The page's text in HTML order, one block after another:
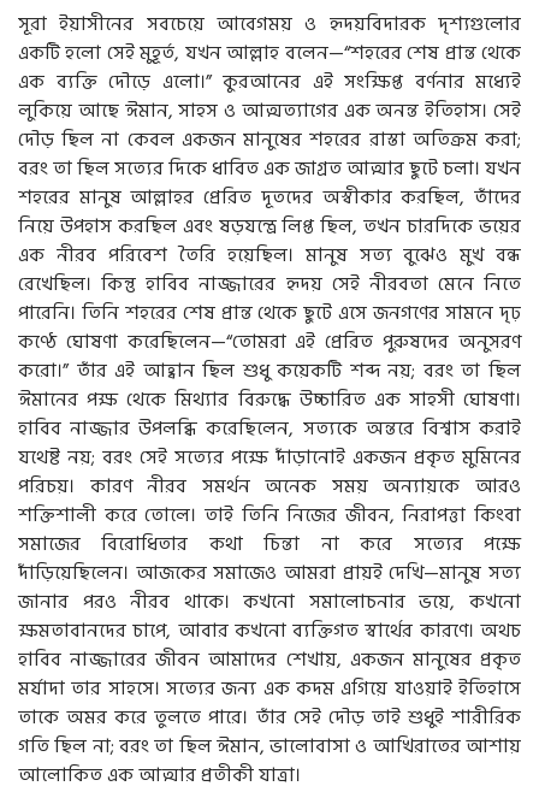
সূরা ইয়াসীনের সবচেয়ে আবেগময় ও হৃদয়বিদারক দৃশ্যগুলোর
একটি হলো সেই মুহূর্ত, যখন আল্লাহ বলেন—“শহরের শেষ প্রান্ত থেকে
এক ব্যক্তি দৌড়ে এলো।” কুরআনের এই সংক্ষিপ্ত বর্ণনার মধ্যেই
লুকিয়ে আছে ঈমান, সাহস ও আত্মত্যাগের এক অনন্ত ইতিহাস। সেই
দৌড় ছিল না কেবল একজন মানুষের শহরের রাস্তা অতিক্রম করা;
বরং তা ছিল সত্যের দিকে ধাবিত এক জাগ্রত আত্মার ছুটে চলা। যখন
শহরের মানুষ আল্লাহর প্রেরিত দূতদের অস্বীকার করছিল, তাঁদের
নিয়ে উপহাস করছিল এবং ষড়যন্ত্রে লিপ্ত ছিল, তখন চারদিকে ভয়ের
এক নীরব পরিবেশ তৈরি হয়েছিল। মানুষ সত্য বুঝেও মুখ বন্ধ
রেখেছিল। কিন্তু হাবিব নাজ্জারের হৃদয় সেই নীরবতা মেনে নিতে
পারেনি। তিনি শহরের শেষ প্রান্ত থেকে ছুটে এসে জনগণের সামনে দৃঢ়
কণ্ঠে ঘোষণা করেছিলেন—“তোমরা এই প্রেরিত পুরুষদের অনুসরণ
করো।” তাঁর এই আহ্বান ছিল শুধু কয়েকটি শব্দ নয়; বরং তা ছিল
ঈমানের পক্ষ থেকে মিথ্যার বিরুদ্ধে উচ্চারিত এক সাহসী ঘোষণা।
হাবিব নাজ্জার উপলব্ধি করেছিলেন, সত্যকে অন্তরে বিশ্বাস করাই
যথেষ্ট নয়; বরং সেই সত্যের পক্ষে দাঁড়ানোই একজন প্রকৃত মুমিনের
পরিচয়। কারণ নীরব সমর্থন অনেক সময় অন্যায়কে আরও
শক্তিশালী করে তোলে। তাই তিনি নিজের জীবন, নিরাপত্তা কিংবা
সমাজের বিরোধিতার কথা চিন্তা না করে সত্যের পক্ষে
দাঁড়িয়েছিলেন। আজকের সমাজেও আমরা প্রায়ই দেখি—মানুষ সত্য
জানার পরও নীরব থাকে। কখনো সমালোচনার ভয়ে, কখনো
ক্ষমতাবানদের চাপে, আবার কখনো ব্যক্তিগত স্বার্থের কারণে। অথচ
হাবিব নাজ্জারের জীবন আমাদের শেখায়, একজন মানুষের প্রকৃত
মর্যাদা তার সাহসে। সত্যের জন্য এক কদম এগিয়ে যাওয়াই ইতিহাসে
তাকে অমর করে তুলতে পারে। তাঁর সেই দৌড় তাই শুধুই শারীরিক
গতি ছিল না; বরং তা ছিল ঈমান, ভালোবাসা ও আখিরাতের আশায়
আলোকিত এক আত্মার প্রতীকী যাত্রা।